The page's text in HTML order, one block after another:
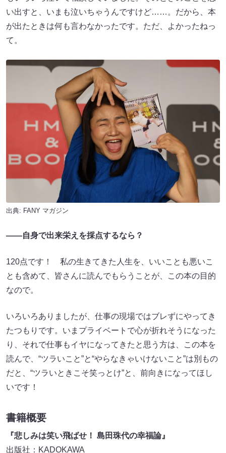
い出すと、いまも泣いちゃうんですけど……。だから、本
が出たときは何も言わなかったです。ただ、よかったねっ
て。
出典: FANY マガジン
――自身で出来栄えを採点するなら？
120点です！ 私の生きてきた人生を、いいことも悪いこ
とも含めて、皆さんに読んでもらうことが、この本の目的
なので。
いろいろありましたが、仕事の現場ではブレずにやってき
たつもりです。いまプライベートで心が折れそうになった
り、それで仕事もイヤになってきたと思う方は、この本を
読んで、“ツラいこと”と“やらなきゃいけないこと”は別もの
だと、“ツラいときこそ笑っとけ”と、前向きになってほし
いです！
書籍概要
『悲しみは笑い飛ばせ！ 島田珠代の幸福論』
出版社：KADOKAWA